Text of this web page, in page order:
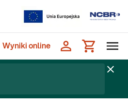
Wyniki online